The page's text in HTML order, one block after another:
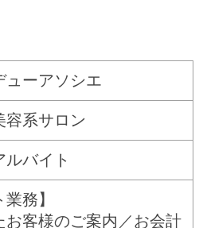
ューアソシエ
容系サロン
ルバイト
業務】
お客様のご案内／お会計